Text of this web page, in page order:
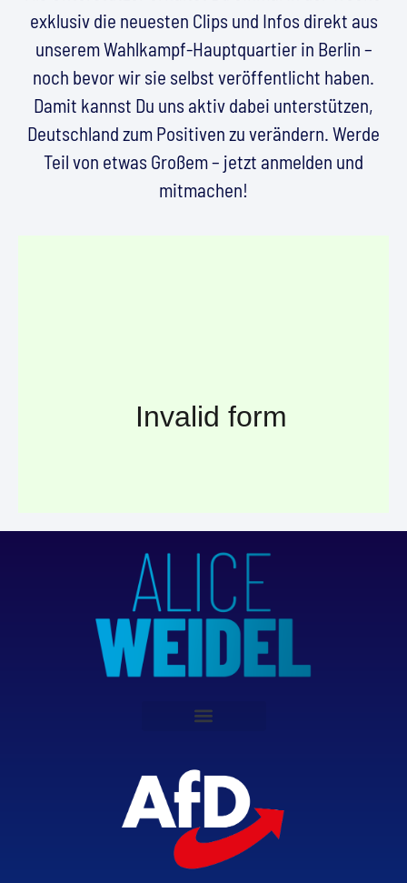
exklusiv die neuesten Clips und Infos direkt aus
unserem Wahlkampf-Hauptquartier in Berlin –
noch bevor wir sie selbst veröffentlicht haben.
Damit kannst Du uns aktiv dabei unterstützen,
Deutschland zum Positiven zu verändern. Werde
Teil von etwas Großem – jetzt anmelden und
mitmachen!